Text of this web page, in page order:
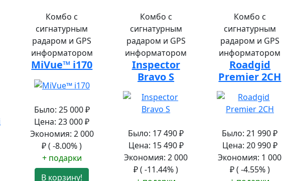
Комбо с
сигнатурным
радаром и GPS
информатором
MiVue™ i170
Было: 25 000₽
Цена: 23 000₽
Экономия: 2 000
₽( -8.00% )
+ подарки
В корзину!
Комбо с
сигнатурным
радаром и GPS
информатором
Inspector
Bravo S
Было: 17 490₽
Цена: 15 490₽
Экономия: 2 000
₽( -11.44% )
Комбо с
сигнатурным
радаром и GPS
информатором
Roadgid
Premier 2CH
Было: 21 990 ₽
Цена: 20 990₽
Экономия: 1 000
₽( -4.55% )